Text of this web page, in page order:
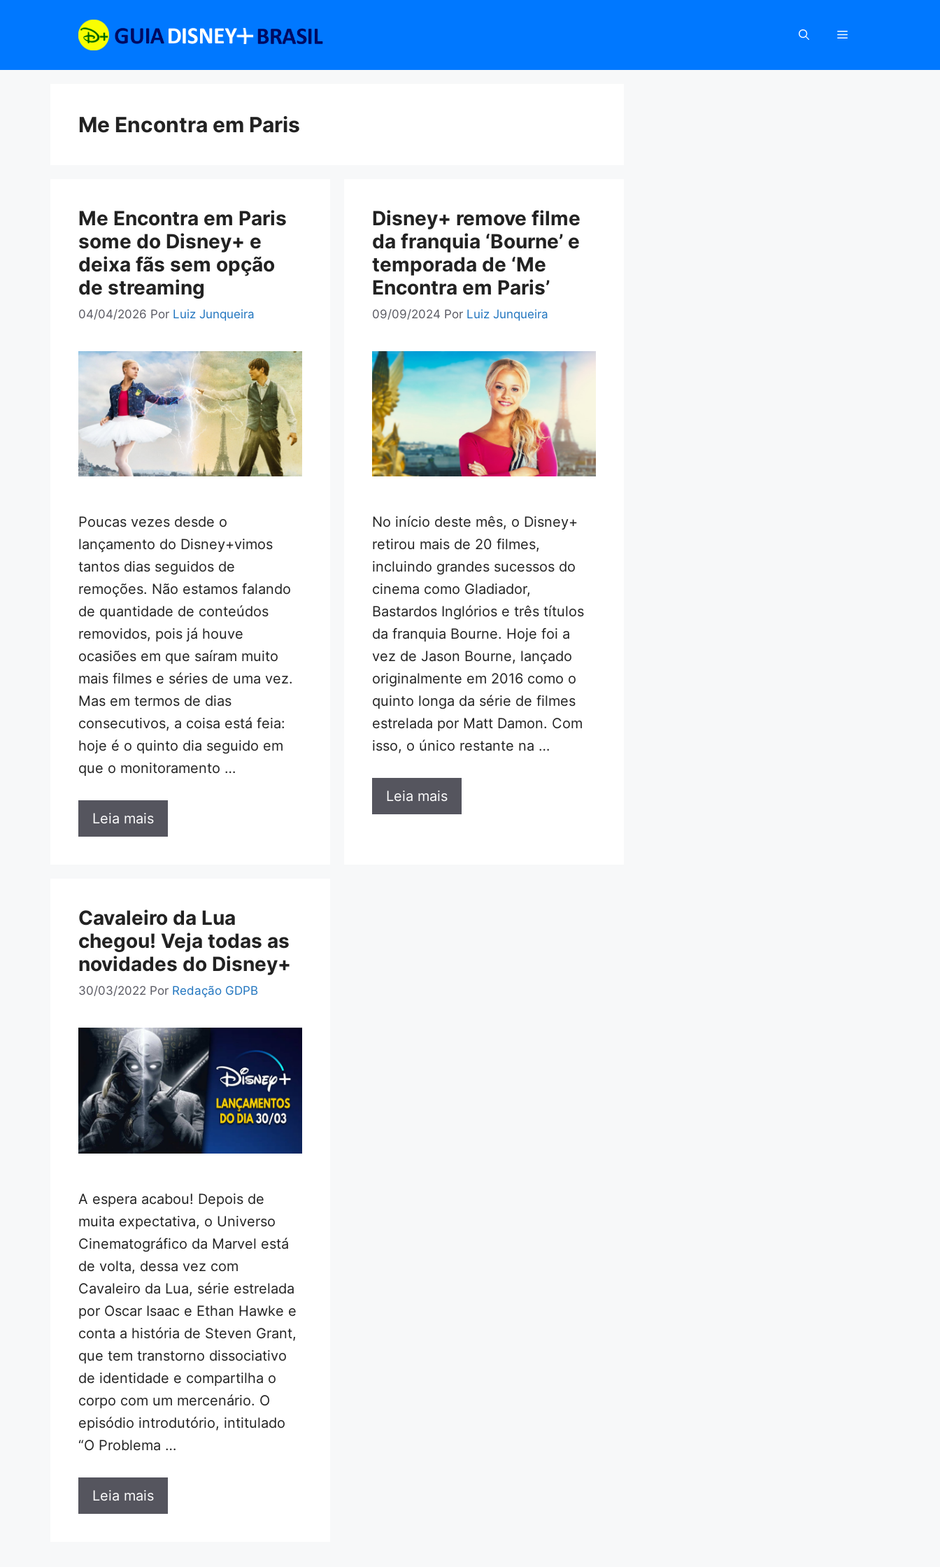
Me Encontra em Paris
Me Encontra em Paris
some do Disney+ e
deixa fãs sem opção
de streaming
04/04/2026 Por Luiz Junqueira
Poucas vezes desde o
lançamento do Disney+vimos
tantos dias seguidos de
remoções. Não estamos falando
de quantidade de conteúdos
removidos, pois já houve
ocasiões em que saíram muito
mais filmes e séries de uma vez.
Mas em termos de dias
consecutivos, a coisa está feia:
hoje é o quinto dia seguido em
que o monitoramento …
Leia mais
Disney+ remove filme
da franquia ‘Bourne’ e
temporada de ‘Me
Encontra em Paris’
09/09/2024 Por Luiz Junqueira
No início deste mês, o Disney+
retirou mais de 20 filmes,
incluindo grandes sucessos do
cinema como Gladiador,
Bastardos Inglórios e três títulos
da franquia Bourne. Hoje foi a
vez de Jason Bourne, lançado
originalmente em 2016 como o
quinto longa da série de filmes
estrelada por Matt Damon. Com
isso, o único restante na …
Leia mais
Cavaleiro da Lua
chegou! Veja todas as
novidades do Disney+
30/03/2022 Por Redação GDPB
A espera acabou! Depois de
muita expectativa, o Universo
Cinematográfico da Marvel está
de volta, dessa vez com
Cavaleiro da Lua, série estrelada
por Oscar Isaac e Ethan Hawke e
conta a história de Steven Grant,
que tem transtorno dissociativo
de identidade e compartilha o
corpo com um mercenário. O
episódio introdutório, intitulado
“O Problema …
Leia mais